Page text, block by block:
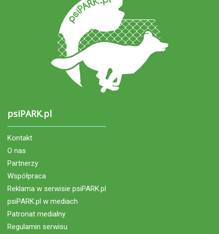
psiPARK.pl
Kontakt
O nas
Partnerzy
Współpraca
Reklama w serwisie psiPARK.pl
psiPARK.pl w mediach
Patronat medialny
Regulamin serwisu